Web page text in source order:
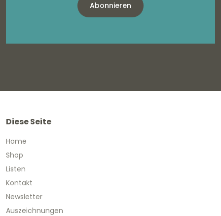
Abonnieren
Diese Seite
Home
Shop
Listen
Kontakt
Newsletter
Auszeichnungen